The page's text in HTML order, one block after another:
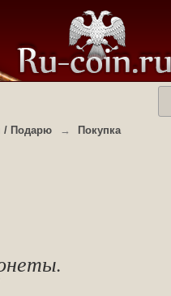
/ Подарю → Покупка